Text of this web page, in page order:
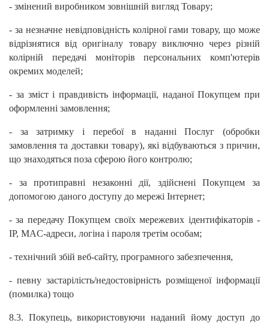
- змінений виробником зовнішній вигляд Товару;
- за незначне невідповідність колірної гами товару, що може
відрізнятися від оригіналу товару виключно через різній
колірній передачі моніторів персональних комп'ютерів
окремих моделей;
- за зміст і правдивість інформації, наданої Покупцем при
оформленні замовлення;
- за затримку і перебої в наданні Послуг (обробки
замовлення та доставки товару), які відбуваються з причин,
що знаходяться поза сферою його контролю;
- за протиправні незаконні дії, здійснені Покупцем за
допомогою даного доступу до мережі Інтернет;
- за передачу Покупцем своїх мережевих ідентифікаторів -
IP, MAC-адреси, логіна і пароля третім особам;
- технічний збій веб-сайту, програмного забезпечення,
- певну застарілість/недостовірність розміщеної інформації
(помилка) тощо
8.3. Покупець, використовуючи наданий йому доступ до